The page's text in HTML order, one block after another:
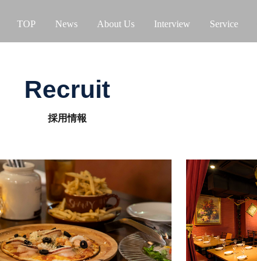
TOP News About Us Interview Service
Recruit
採用情報